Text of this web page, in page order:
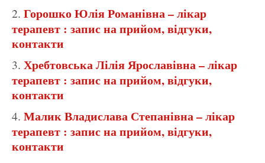
Горошко Юлія Романівна – лікар
терапевт : запис на прийом, відгуки,
контакти
Хребтовська Лілія Ярославівна – лікар
терапевт : запис на прийом, відгуки,
контакти
Малик Владислава Степанівна – лікар
терапевт : запис на прийом, відгуки,
контакти